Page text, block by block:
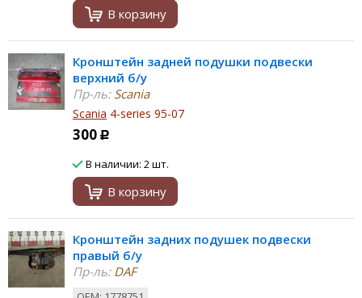
В корзину
Кронштейн задней подушки подвески
верхний б/у
Пр-ль:Scania
Scania 4-series 95-07
300 Р
В наличии: 2 шт.
В корзину
Кронштейн задних подушек подвески
правый б/у
Пр-ль:DAF